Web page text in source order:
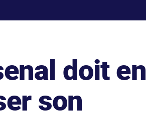
doit en
son